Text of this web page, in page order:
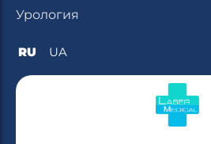
Урология
RU UA